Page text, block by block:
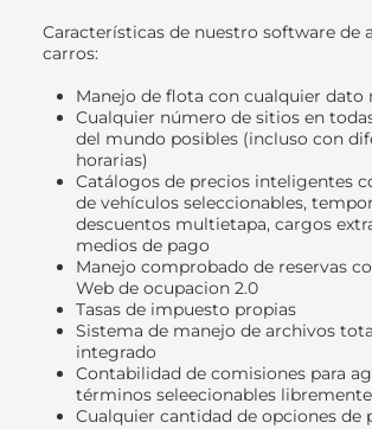
Características de nuestro software de
carros:
Manejo de flota con cualquier dato
Cualquier número de sitios en
del mundo posibles (incluso con
horarias)
Catálogos de precios inteligentes
de vehículos seleccionables,
descuentos multietapa, cargos
medios de pago
Manejo comprobado de reservas
Web de ocupacion 2.0
Tasas de impuesto propias
Sistema de manejo de archivos
integrado
Contabilidad de comisiones para
términos seleecionables libremente
Cualquier cantidad de opciones de